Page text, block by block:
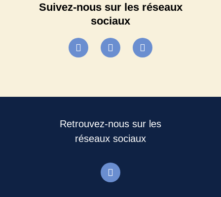
Suivez-nous sur les réseaux
sociaux
Retrouvez-nous sur les
réseaux sociaux